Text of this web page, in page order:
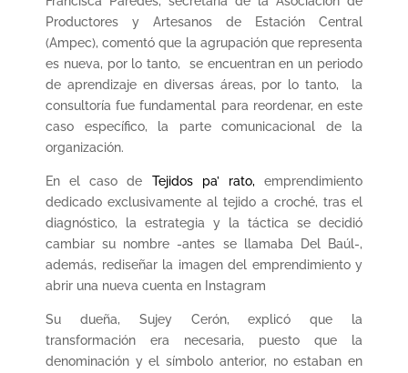
Productores y Artesanos de Estación Central
(Ampec), comentó que la agrupación que representa
es nueva, por lo tanto, se encuentran en un periodo
de aprendizaje en diversas áreas, por lo tanto, la
consultoría fue fundamental para reordenar, en este
caso específico, la parte comunicacional de la
organización.
En el caso de Tejidos pa’ rato, emprendimiento
dedicado exclusivamente al tejido a croché, tras el
diagnóstico, la estrategia y la táctica se decidió
cambiar su nombre -antes se llamaba Del Baúl-,
además, rediseñar la imagen del emprendimiento y
abrir una nueva cuenta en Instagram
Su dueña, Sujey Cerón, explicó que la
transformación era necesaria, puesto que la
denominación y el símbolo anterior, no estaban en